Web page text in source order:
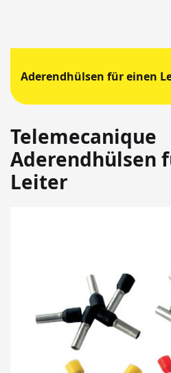
Aderendhülsen für einen
Telemecanique
Aderendhülsen
Leiter
der
Bildergalerie